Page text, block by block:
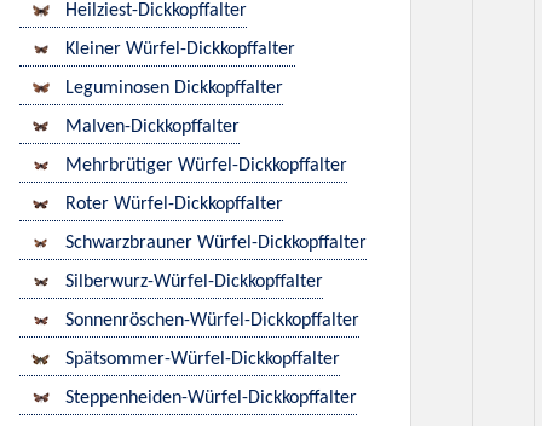
Heilziest-Dickkopffalter
Kleiner Würfel-Dickkopffalter
Leguminosen Dickkopffalter
Malven-Dickkopffalter
Mehrbrütiger Würfel-Dickkopffalter
Roter Würfel-Dickkopffalter
Schwarzbrauner Würfel-Dickkopffalter
Silberwurz-Würfel-Dickkopffalter
Sonnenröschen-Würfel-Dickkopffalter
Spätsommer-Würfel-Dickkopffalter
Steppenheiden-Würfel-Dickkopffalter